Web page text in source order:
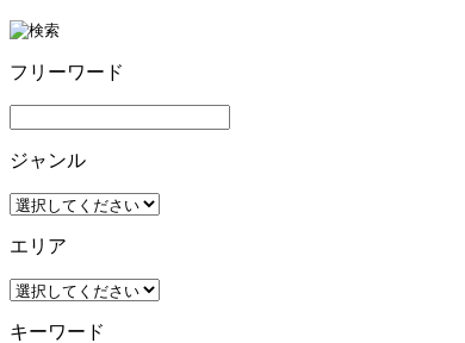
フリーワード
ジャンル
エリア
キーワード